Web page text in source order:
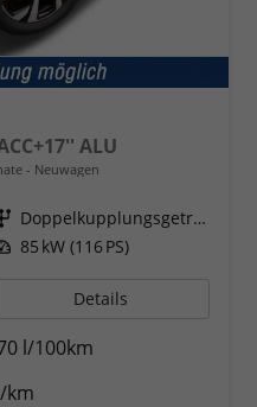
ALU
Neuwagen
Getriebe
Doppelkupplungsgetriebe (DSG)
Leistung 85 kW (116 PS)
Details
l/100km
km